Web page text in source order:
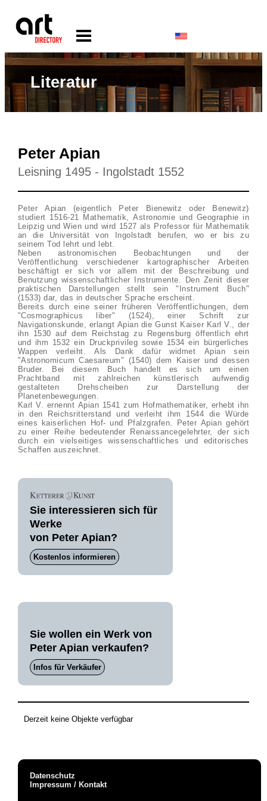
Literatur
Peter Apian
Leisning 1495 - Ingolstadt 1552
Peter Apian (eigentlich Peter Bienewitz oder Benewitz)
studiert 1516-21 Mathematik, Astronomie und Geographie in
Leipzig und Wien und wird 1527 als Professor für Mathematik
an die Universität von Ingolstadt berufen, wo er bis zu
seinem Tod lehrt und lebt.
Neben astronomischen Beobachtungen und der
Veröffentlichung verschiedener kartographischer Arbeiten
beschäftigt er sich vor allem mit der Beschreibung und
Benutzung wissenschaftlicher Instrumente. Den Zenit dieser
praktischen Darstellungen stellt sein "Instrument Buch"
(1533) dar, das in deutscher Sprache erscheint.
Bereits durch eine seiner früheren Veröffentlichungen, dem
"Cosmographicus liber" (1524), einer Schrift zur
Navigationskunde, erlangt Apian die Gunst Kaiser Karl V., der
ihn 1530 auf dem Reichstag zu Regensburg öffentlich ehrt
und ihm 1532 ein Druckprivileg sowie 1534 ein bürgerliches
Wappen verleiht. Als Dank dafür widmet Apian sein
"Astronomicum Caesareum" (1540) dem Kaiser und dessen
Bruder. Bei diesem Buch handelt es sich um einen
Prachtband mit zahlreichen künstlerisch aufwendig
gestalteten Drehscheiben zur Darstellung der
Planetenbewegungen.
Karl V. ernennt Apian 1541 zum Hofmathematiker, erhebt ihn
in den Reichsritterstand und verleiht ihm 1544 die Würde
eines kaiserlichen Hof- und Pfalzgrafen. Peter Apian gehört
zu einer Reihe bedeutender Renaissancegelehrter, der sich
durch ein vielseitiges wissenschaftliches und editorisches
Schaffen auszeichnet.
Sie interessieren sich für
Werke
von Peter Apian?
Kostenlos informieren
Sie wollen ein Werk von
Peter Apian verkaufen?
Infos für Verkäufer
Derzeit keine Objekte verfügbar
Datenschutz
Impressum / Kontakt